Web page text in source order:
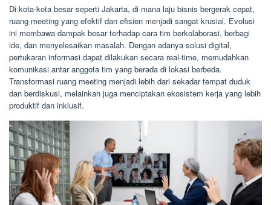
Di kota-kota besar seperti Jakarta, di mana laju bisnis bergerak cepat,
ruang meeting yang efektif dan efisien menjadi sangat krusial. Evolusi
ini membawa dampak besar terhadap cara tim berkolaborasi, berbagi
ide, dan menyelesaikan masalah. Dengan adanya solusi digital,
pertukaran informasi dapat dilakukan secara real-time, memudahkan
komunikasi antar anggota tim yang berada di lokasi berbeda.
Transformasi ruang meeting menjadi lebih dari sekadar tempat duduk
dan berdiskusi, melainkan juga menciptakan ekosistem kerja yang lebih
produktif dan inklusif.